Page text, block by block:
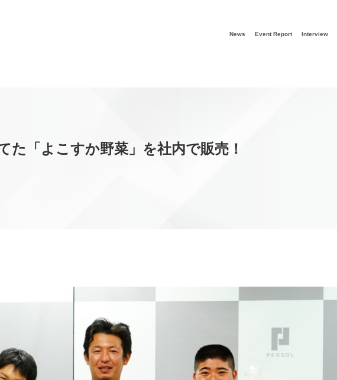
News Event Report Interview
た「よこすか野菜」を社内で販売！